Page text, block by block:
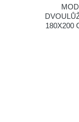
180X200